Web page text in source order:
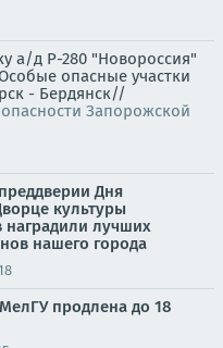
а/д Р-280 "Новороссия"
опасные участки
- Бердянск//
Запорожской
Дня
культуры
лучших
нашего города
продлена до 18